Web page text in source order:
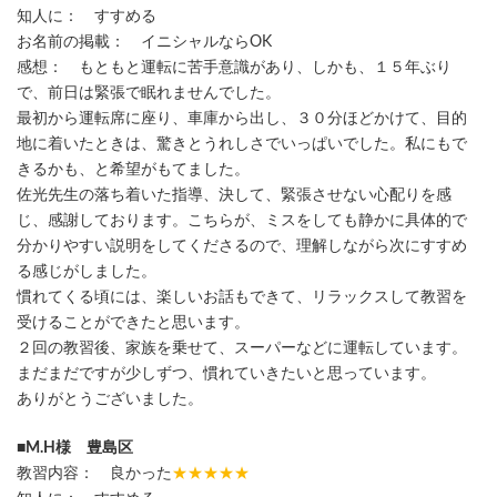
知人に： すすめる
お名前の掲載： イニシャルならOK
感想： もともと運転に苦手意識があり、しかも、１５年ぶり
で、前日は緊張で眠れませんでした。
最初から運転席に座り、車庫から出し、３０分ほどかけて、目的
地に着いたときは、驚きとうれしさでいっぱいでした。私にもで
きるかも、と希望がもてました。
佐光先生の落ち着いた指導、決して、緊張させない心配りを感
じ、感謝しております。こちらが、ミスをしても静かに具体的で
分かりやすい説明をしてくださるので、理解しながら次にすすめ
る感じがしました。
慣れてくる頃には、楽しいお話もできて、リラックスして教習を
受けることができたと思います。
２回の教習後、家族を乗せて、スーパーなどに運転しています。
まだまだですが少しずつ、慣れていきたいと思っています。
ありがとうございました。
■M.H様 豊島区
教習内容： 良かった ★★★★★